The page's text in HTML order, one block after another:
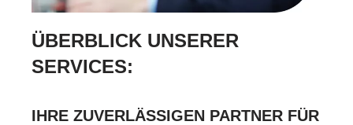
ÜBERBLICK UNSERER
SERVICES:
IHRE ZUVERLÄSSIGEN PARTNER FÜR